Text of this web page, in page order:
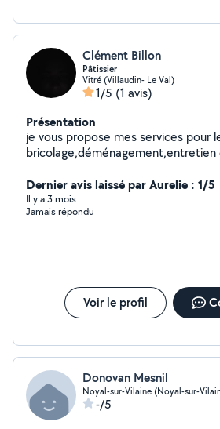
Clément Billon
Pâtissier
Vitré (Villaudin- Le Val)
1/5 (1 avis)
Présentation
je vous propose mes services pour
bricolage,déménagement,entretien
Dernier avis laissé par Aurelie : 1/5
Il y a 3 mois
Jamais répondu
Voir le profil
Donovan Mesnil
Noyal-sur-Vilaine (Noyal-sur-
-/5